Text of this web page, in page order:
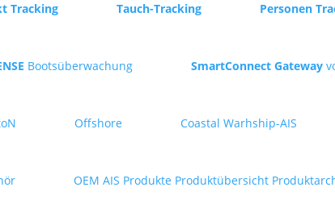
Tracking
Tauch-Tracking
Personen
Bootsüberwachung SmartConnect Gateway
Offshore Coastal Warhship-AIS
OEM AIS Produkte Produktübersicht